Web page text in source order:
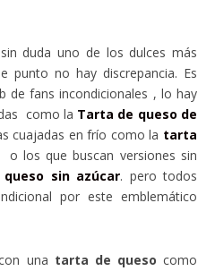
duda uno de los dulces más
punto no hay discrepancia. Es
de fans incondicionales , lo hay
como la Tarta de queso de
cuajadas en frío como la tarta
o los que buscan versiones sin
sin azúcar. pero todos
por este emblemático
una tarta de queso como